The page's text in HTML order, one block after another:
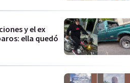
y el ex
ella quedó